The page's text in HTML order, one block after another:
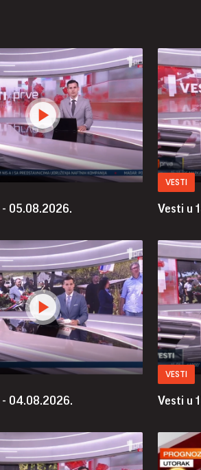
- 05.08.2026.
VESTI
Vesti u
- 04.08.2026.
VESTI
Vesti u